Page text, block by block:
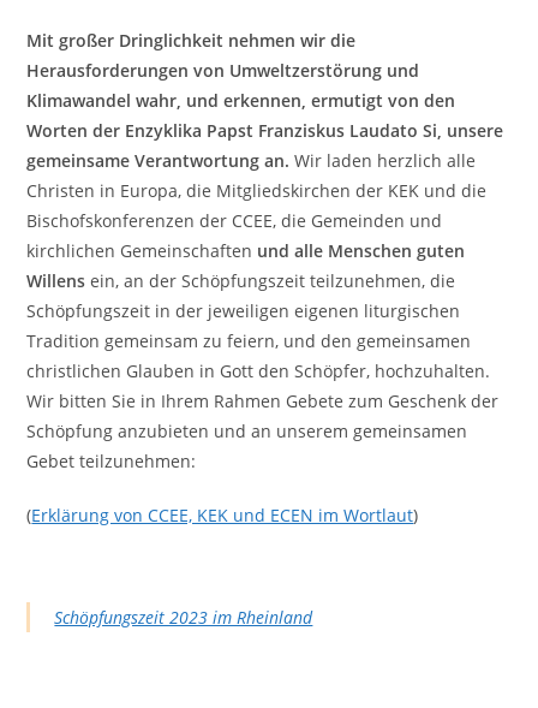
Mit großer Dringlichkeit nehmen wir die
Herausforderungen von Umweltzerstörung und
Klimawandel wahr, und erkennen, ermutigt von den
Worten der Enzyklika Papst Franziskus Laudato Si, unsere
gemeinsame Verantwortung an. Wir laden herzlich alle
Christen in Europa, die Mitgliedskirchen der KEK und die
Bischofskonferenzen der CCEE, die Gemeinden und
kirchlichen Gemeinschaften und alle Menschen guten
Willensein, an der Schöpfungszeit teilzunehmen, die
Schöpfungszeit in der jeweiligen eigenen liturgischen
Tradition gemeinsam zu feiern, und den gemeinsamen
christlichen Glauben in Gott den Schöpfer, hochzuhalten.
Wir bitten Sie in Ihrem Rahmen Gebete zum Geschenk der
Schöpfung anzubieten und an unserem gemeinsamen
Gebet teilzunehmen:
(Erklärung von CCEE, KEK und ECEN im Wortlaut)
Schöpfungszeit 2023 im Rheinland